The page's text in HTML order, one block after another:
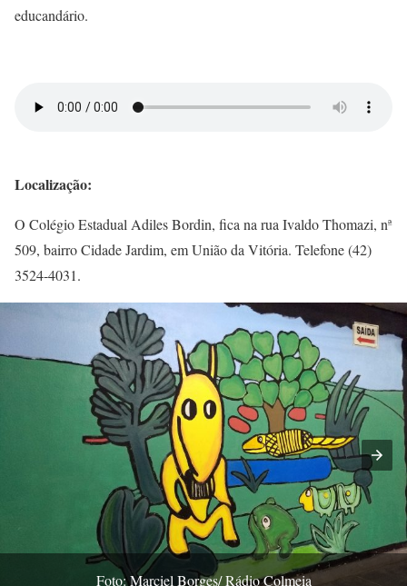
educandário.
Localização:
O Colégio Estadual Adiles Bordin, fica na rua Ivaldo Thomazi, nª
509, bairro Cidade Jardim, em União da Vitória. Telefone (42)
3524-4031.
Foto: Marciel Borges/ Rádio Colmeia